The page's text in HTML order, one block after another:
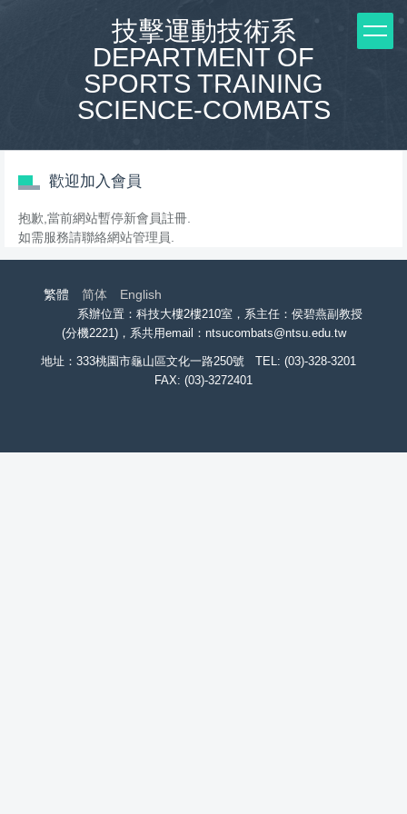
技擊運動技術系
DEPARTMENT OF
SPORTS TRAINING
SCIENCE-COMBATS
歡迎加入會員
抱歉,當前網站暫停新會員註冊.
如需服務請聯絡網站管理員.
繁體 简体 English
系辦位置：科技大樓2樓210室，系主任：侯碧燕副教授
(分機2221)，系共用email：ntsucombats@ntsu.edu.tw
地址： 333桃園市龜山區文化一路250號 TEL: (03)-328-3201
FAX: (03)-3272401